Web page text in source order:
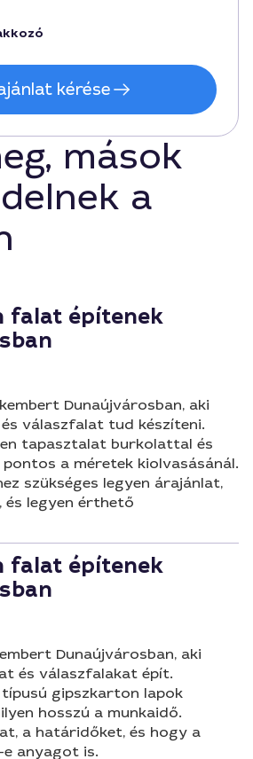
kérése
mások
a
falat építenek
Dunaújvárosban, aki
válaszfalat tud készíteni.
tapasztalat burkolattal és
pontos a méretek kiolvasásánál.
szükséges legyen árajánlat,
és legyen érthető
falat építenek
Dunaújvárosban, aki
és válaszfalakat épít.
típusú gipszkarton lapok
hosszú a munkaidő.
a határidőket, és hogy a
anyagot is.